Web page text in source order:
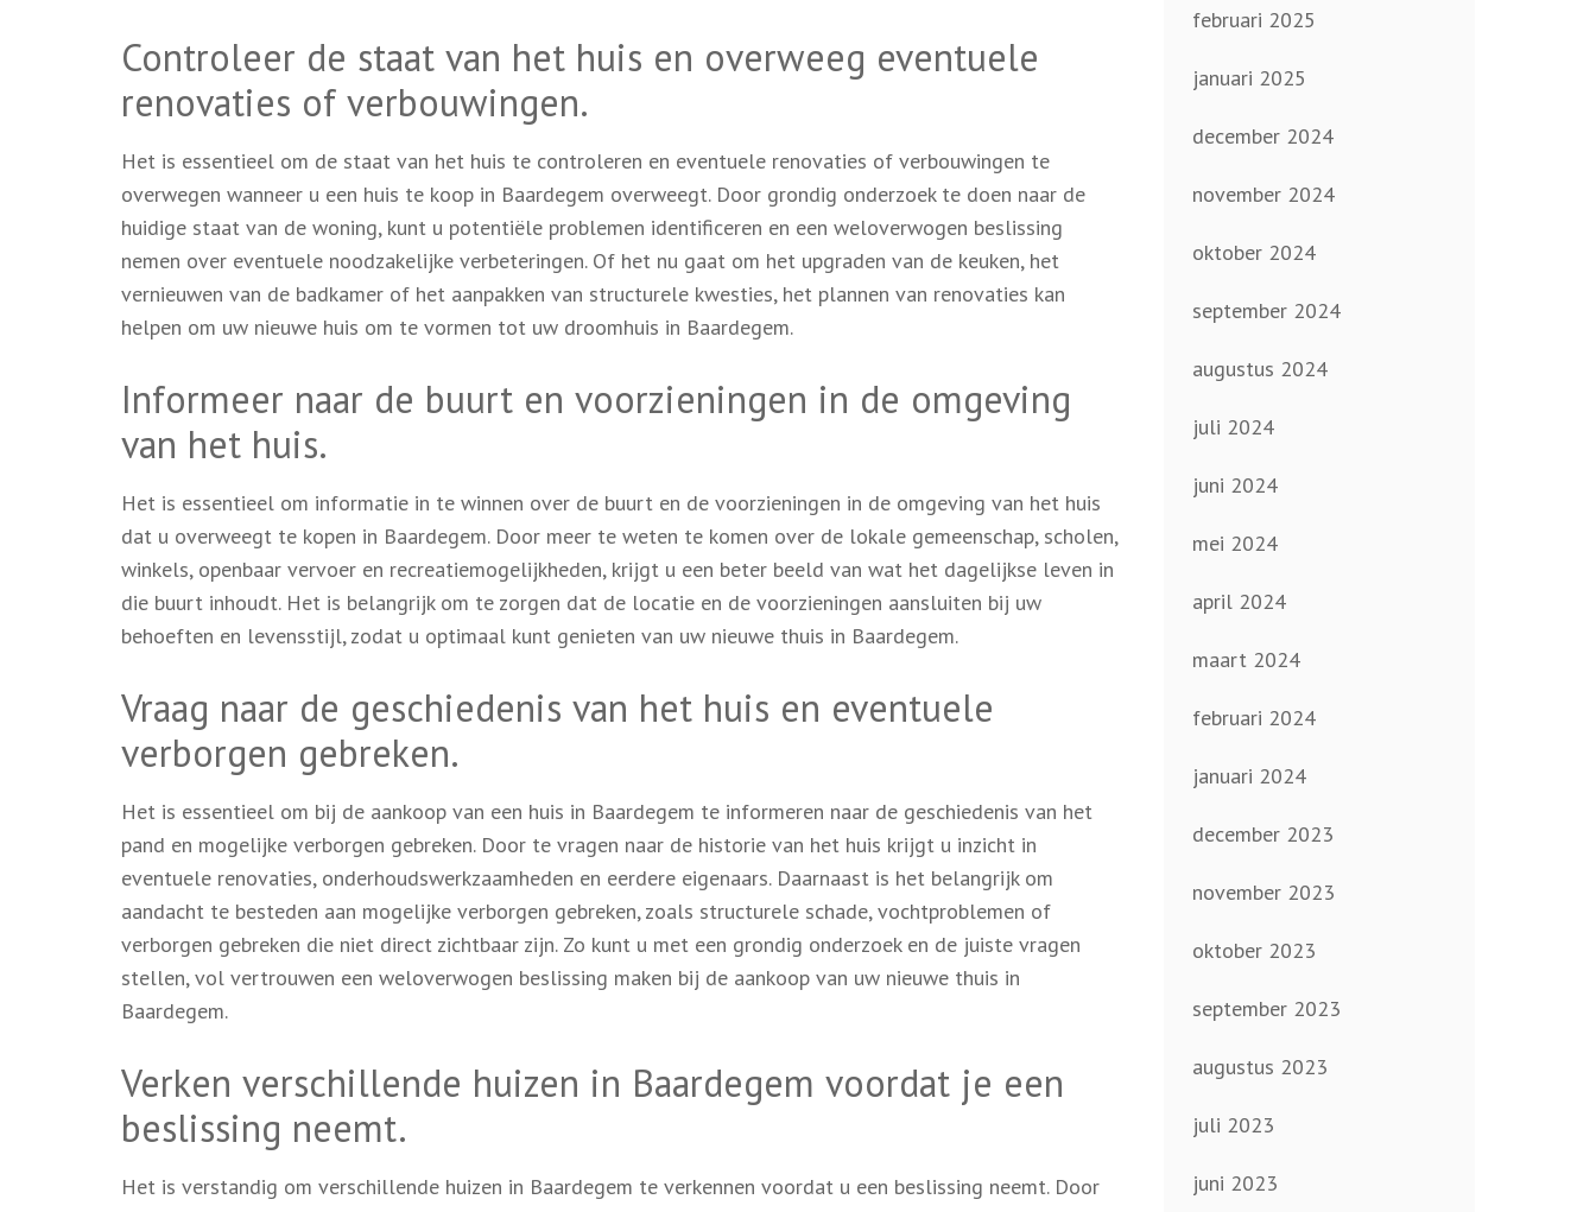
Controleer de staat van het huis en overweeg eventuele
renovaties of verbouwingen.
Het is essentieel om de staat van het huis te controleren en eventuele renovaties of verbouwingen te
overwegen wanneer u een huis te koop in Baardegem overweegt. Door grondig onderzoek te doen naar de
huidige staat van de woning, kunt u potentiële problemen identificeren en een weloverwogen beslissing
nemen over eventuele noodzakelijke verbeteringen. Of het nu gaat om het upgraden van de keuken, het
vernieuwen van de badkamer of het aanpakken van structurele kwesties, het plannen van renovaties kan
helpen om uw nieuwe huis om te vormen tot uw droomhuis in Baardegem.
Informeer naar de buurt en voorzieningen in de omgeving
van het huis.
Het is essentieel om informatie in te winnen over de buurt en de voorzieningen in de omgeving van het huis
dat u overweegt te kopen in Baardegem. Door meer te weten te komen over de lokale gemeenschap, scholen,
winkels, openbaar vervoer en recreatiemogelijkheden, krijgt u een beter beeld van wat het dagelijkse leven in
die buurt inhoudt. Het is belangrijk om te zorgen dat de locatie en de voorzieningen aansluiten bij uw
behoeften en levensstijl, zodat u optimaal kunt genieten van uw nieuwe thuis in Baardegem.
Vraag naar de geschiedenis van het huis en eventuele
verborgen gebreken.
Het is essentieel om bij de aankoop van een huis in Baardegem te informeren naar de geschiedenis van het
pand en mogelijke verborgen gebreken. Door te vragen naar de historie van het huis krijgt u inzicht in
eventuele renovaties, onderhoudswerkzaamheden en eerdere eigenaars. Daarnaast is het belangrijk om
aandacht te besteden aan mogelijke verborgen gebreken, zoals structurele schade, vochtproblemen of
verborgen gebreken die niet direct zichtbaar zijn. Zo kunt u met een grondig onderzoek en de juiste vragen
stellen, vol vertrouwen een weloverwogen beslissing maken bij de aankoop van uw nieuwe thuis in
Baardegem.
Verken verschillende huizen in Baardegem voordat je een
beslissing neemt.
Het is verstandig om verschillende huizen in Baardegem te verkennen voordat u een beslissing neemt. Door
februari 2025
januari 2025
december 2024
november 2024
oktober 2024
september 2024
augustus 2024
juli 2024
juni 2024
mei 2024
april 2024
maart 2024
februari 2024
januari 2024
december 2023
november 2023
oktober 2023
september 2023
augustus 2023
juli 2023
juni 2023